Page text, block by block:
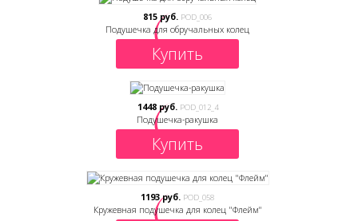
815 руб. POD_006
Подушечка для обручальных колец
Купить
1448 руб. POD_012_4
Подушечка-ракушка
Купить
1193 руб. POD_058
Кружевная подушечка для колец "Флейм"